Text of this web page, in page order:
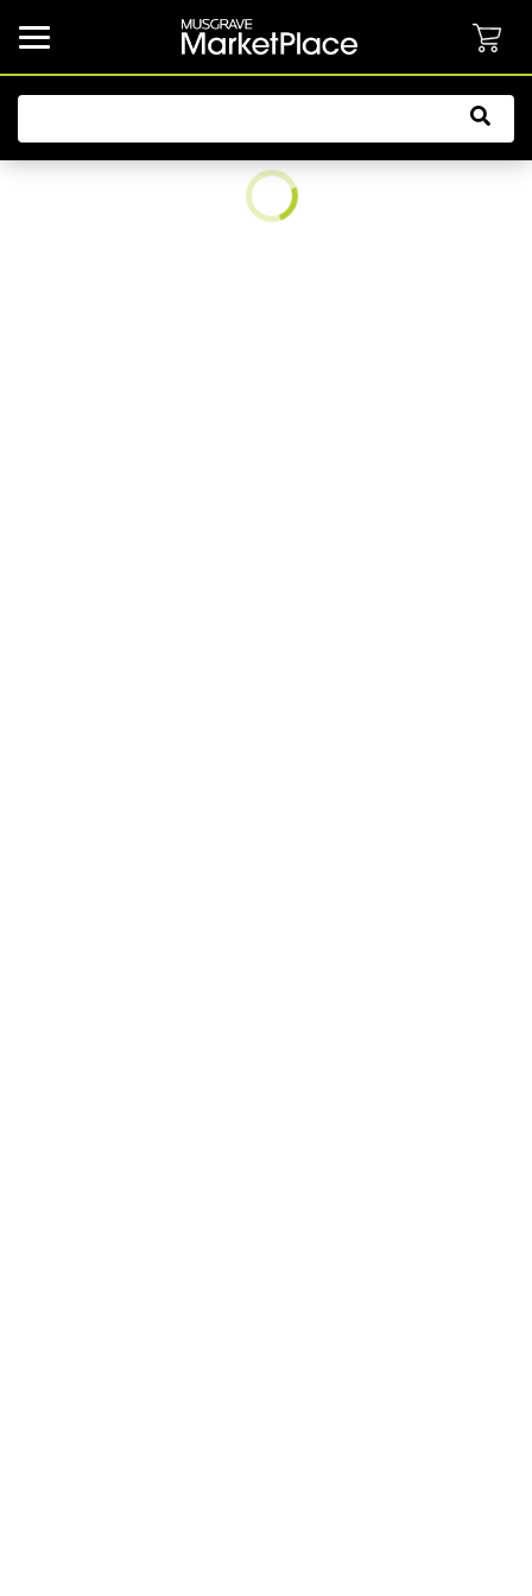
common.button.navbarCollapsed.text